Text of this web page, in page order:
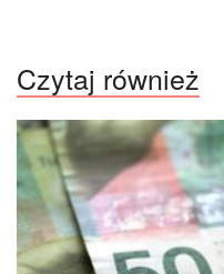
Czytaj również